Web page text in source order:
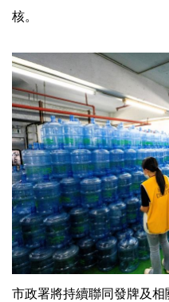
核。
市政署將持續聯同發牌及